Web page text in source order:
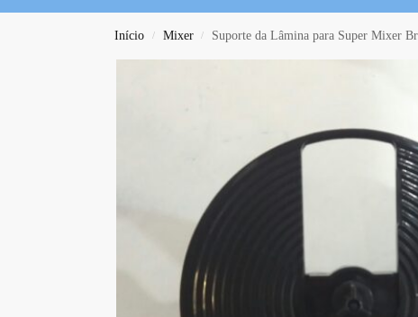
Início / Mixer / Suporte da Lâmina para Super Mixer